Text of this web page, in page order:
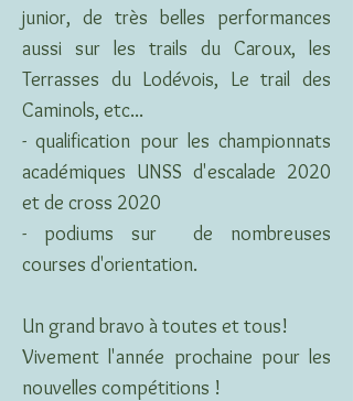
junior, de très belles performances
aussi sur les trails du Caroux, les
Terrasses du Lodévois, Le trail des
Caminols, etc...
- qualification pour les championnats
académiques UNSS d'escalade 2020
et de cross 2020
- podiums sur de nombreuses
courses d'orientation.
Un grand bravo à toutes et tous!
Vivement l'année prochaine pour les
nouvelles compétitions !